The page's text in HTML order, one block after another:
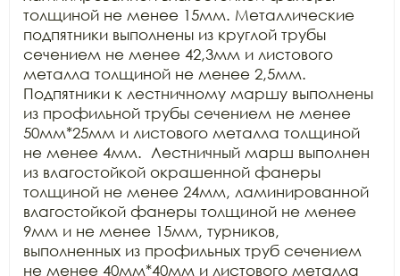
толщиной не менее 15мм. Металлические
подпятники выполнены из круглой трубы
сечением не менее 42,3мм и листового
металла толщиной не менее 2,5мм.
Подпятники к лестничному маршу выполнены
из профильной трубы сечением не менее
50мм*25мм и листового металла толщиной
не менее 4мм.  Лестничный марш выполнен
из влагостойкой окрашенной фанеры
толщиной не менее 24мм, ламинированной
влагостойкой фанеры толщиной не менее
9мм и не менее 15мм, турников,
выполненных из профильных труб сечением
не менее 40мм*40мм и листового металла